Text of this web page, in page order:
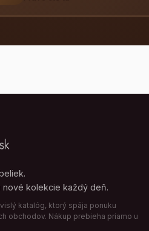
nové kolekcie každý deň.
katalóg, ktorý spája ponuku
obchodov. Nákup prebieha priamo u